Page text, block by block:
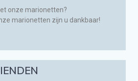
onze marionetten?
marionetten zijn u dankbaar!